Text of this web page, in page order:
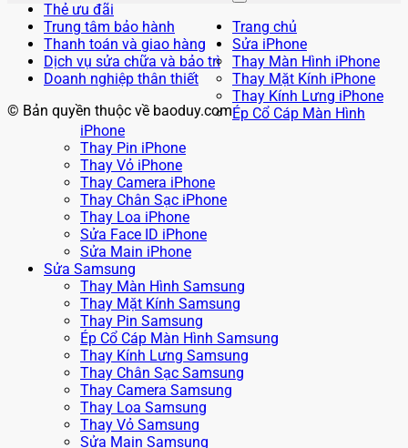
Thẻ ưu đãi
Trung tâm bảo hành
Thanh toán và giao hàng
Dịch vụ sửa chữa và bảo trì
Doanh nghiệp thân thiết
© Bản quyền thuộc về baoduy.com
Trang chủ
Sửa iPhone
Thay Màn Hình iPhone
Thay Mặt Kính iPhone
Thay Kính Lưng iPhone
Ép Cổ Cáp Màn Hình
iPhone
Thay Pin iPhone
Thay Vỏ iPhone
Thay Camera iPhone
Thay Chân Sạc iPhone
Thay Loa iPhone
Sửa Face ID iPhone
Sửa Main iPhone
Sửa Samsung
Thay Màn Hình Samsung
Thay Mặt Kính Samsung
Thay Pin Samsung
Ép Cổ Cáp Màn Hình Samsung
Thay Kính Lưng Samsung
Thay Chân Sạc Samsung
Thay Camera Samsung
Thay Loa Samsung
Thay Vỏ Samsung
Sửa Main Samsung